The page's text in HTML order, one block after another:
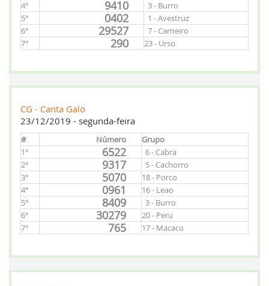
4°
9410
3 - Burro
5°
0402
1 - Avestruz
6°
29527
7 - Carneiro
7°
290 23 - Urso
CG - Canta Galo
23/12/2019 - segunda-feira
# Número
Grupo
1°
6522
6 - Cabra
2°
9317
5 - Cachorro
3°
5070
18 - Porco
4°
0961
16 - Leao
5°
8409
3 - Burro
6°
30279
20 - Peru
7°
765 17 - Macaco